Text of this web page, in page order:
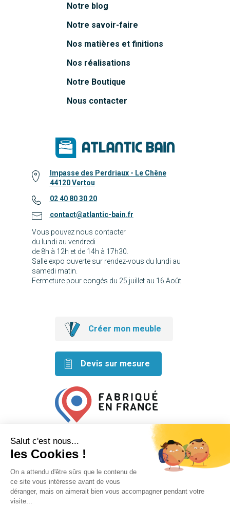
Notre blog
Notre savoir-faire
Nos matières et finitions
Nos réalisations
Notre Boutique
Nous contacter
Impasse des Perdriaux - Le Chêne
44120 Vertou
02 40 80 30 20
contact@atlantic-bain.fr
Vous pouvez nous contacter
du lundi au vendredi
de 8h à 12h et de 14h à 17h30.
Salle expo ouverte sur rendez-vous du lundi au
samedi matin.
Fermeture pour congés du 25 juillet au 16 Août.
Créer mon meuble
Devis sur mesure
Retrouvez nos idées créatives
sur les réseaux